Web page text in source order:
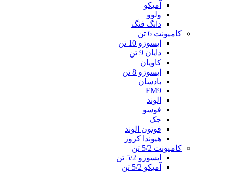
آمیکو
ولوو
دانگ فنگ
کامیونت 6 تن
ایسوزو 10 تن
دایان 9 تن
کاویان
ایسوزو 8 تن
بادسان
FM9
الوند
فوسو
جک
فوتون الوند
هیوندا کروز
کامیونت 5/2 تن
ایسوزو 5/2 تن
آمیکو 5/2 تن